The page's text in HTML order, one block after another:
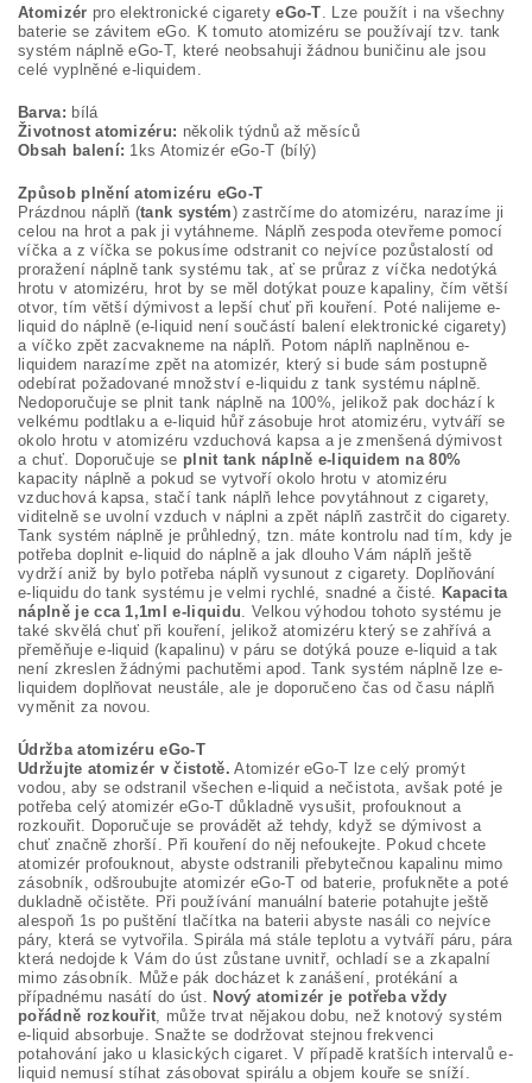
Atomizér pro elektronické cigaretyeGo-T. Lze použít i na všechny
baterie se závitem eGo. K tomuto atomizéru se používají tzv. tank
systém náplně eGo-T, které neobsahuji žádnou buničinu ale jsou
celé vyplněné e-liquidem.
Barva: bílá
Životnost atomizéru: několik týdnů až měsíců
Obsah balení: 1ks Atomizér eGo-T (bílý)
Způsob plnění atomizéru eGo-T
Prázdnou náplň (tank systém) zastrčíme do atomizéru, narazíme ji
celou na hrot a pak ji vytáhneme. Náplň zespoda otevřeme pomocí
víčka a z víčka se pokusíme odstranit co nejvíce pozůstalostí od
proražení náplně tank systému tak, ať se průraz z víčka nedotýká
hrotu v atomizéru, hrot by se měl dotýkat pouze kapaliny, čím větší
otvor, tím větší dýmivost a lepší chuť při kouření. Poté nalijeme e-
liquid do náplně (e-liquid není součástí balení elektronické cigarety)
a víčko zpět zacvakneme na náplň. Potom náplň naplněnou e-
liquidem narazíme zpět na atomizér, který si bude sám postupně
odebírat požadované množství e-liquidu z tank systému náplně.
Nedoporučuje se plnit tank náplně na 100%, jelikož pak dochází k
velkému podtlaku a e-liquid hůř zásobuje hrot atomizéru, vytváří se
okolo hrotu v atomizéru vzduchová kapsa a je zmenšená dýmivost
a chuť. Doporučuje se plnit tank náplně e-liquidem na 80%
kapacity náplně a pokud se vytvoří okolo hrotu v atomizéru
vzduchová kapsa, stačí tank náplň lehce povytáhnout z cigarety,
viditelně se uvolní vzduch v náplni a zpět náplň zastrčit do cigarety.
Tank systém náplně je průhledný, tzn. máte kontrolu nad tím, kdy je
potřeba doplnit e-liquid do náplně a jak dlouho Vám náplň ještě
vydrží aniž by bylo potřeba náplň vysunout z cigarety. Doplňování
e-liquidu do tank systému je velmi rychlé, snadné a čisté. Kapacita
náplně je cca 1,1ml e-liquidu. Velkou výhodou tohoto systému je
také skvělá chuť při kouření, jelikož atomizéru který se zahřívá a
přeměňuje e-liquid (kapalinu) v páru se dotýká pouze e-liquid a tak
není zkreslen žádnými pachutěmi apod. Tank systém náplně lze e-
liquidem doplňovat neustále, ale je doporučeno čas od času náplň
vyměnit za novou.
Údržba atomizéru eGo-T
Udržujte atomizér v čistotě. Atomizér eGo-T lze celý promýt
vodou, aby se odstranil všechen e-liquid a nečistota, avšak poté je
potřeba celý atomizér eGo-T důkladně vysušit, profouknout a
rozkouřit. Doporučuje se provádět až tehdy, když se dýmivost a
chuť značně zhorší. Při kouření do něj nefoukejte. Pokud chcete
atomizér profouknout, abyste odstranili přebytečnou kapalinu mimo
zásobník, odšroubujte atomizér eGo-T od baterie, profukněte a poté
dukladně očistěte. Při používání manuální baterie potahujte ještě
alespoň 1s po puštění tlačítka na baterii abyste nasáli co nejvíce
páry, která se vytvořila. Spirála má stále teplotu a vytváří páru, pára
která nedojde k Vám do úst zůstane uvnitř, ochladí se a zkapalní
mimo zásobník. Může pák docházet k zanášení, protékání a
případnému nasátí do úst. Nový atomizér je potřeba vždy
pořádně rozkouřit, může trvat nějakou dobu, než knotový systém
e-liquid absorbuje. Snažte se dodržovat stejnou frekvenci
potahování jako u klasických cigaret. V případě kratších intervalů e-
liquid nemusí stíhat zásobovat spirálu a objem kouře se sníží.